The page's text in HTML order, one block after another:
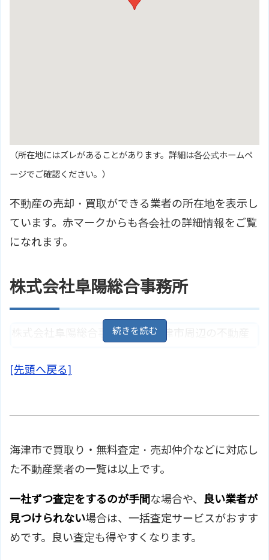
（所在地にはズレがあることがあります。詳細は各公式ホームペ
ージでご確認ください。）
不動産の売却・買取ができる業者の所在地を表示し
ています。赤マークからも各会社の詳細情報をご覧
になれます。
株式会社阜陽総合事務所
株式会社阜陽総合事務所は、海津市周辺の不動産
富な情報量で様々なニーズに合う物件探しをサポ
岐阜県海津市南濃町吉田1538地
アクセス
養老鉄道養老線「石津駅」より徒
歩10分
ホームページ
株式会社阜陽総合事務所のサイト
[先頭へ戻る]
海津市で買取り・無料査定・売却仲介などに対応し
た不動産業者の一覧は以上です。
一社ずつ査定をするのが手間な場合や、 良い業者が
見つけられない場合は、一括査定サービスがおすす
めです。良い査定も得やすくなります。